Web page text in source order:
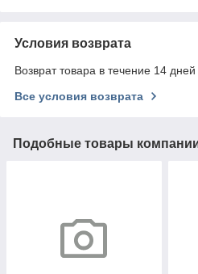
Условия возврата
Возврат товара в течение 14
Все условия возврата
Подобные товары